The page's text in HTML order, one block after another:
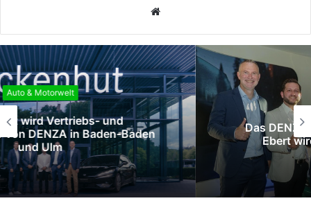
Webseite
Auto & Motorwelt
Das DENZA-Händlernetz wächst weiter:
Ebert wird neuer Vertriebspartner